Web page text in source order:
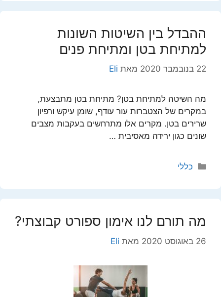
ההבדל בין השיטות השונות
למתיחת בטן ומתיחת פנים
22 בנובמבר 2020 מאת Eli
מה השיטה למתיחת בטן? מתיחת בטן מתבצעת,
במקרים של הצטברות עור עודף, שומן עיקש ורפיון
שרירים בטן. מקרים אלו מתרחשים בעקבות מצבים
שונים כגון ירידה מאסיבית …
קטגוריות
כללי
מה תורם לנו אימון ספורט קבוצתי?
26 באוגוסט 2020 מאת Eli